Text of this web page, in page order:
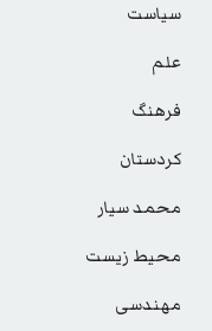
سیاست
علم
فرهنگ
کردستان
محمد سیار
محیط زیست
مهندسی